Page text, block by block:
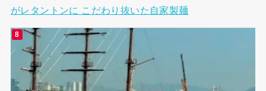
がレタントンに こだわり抜いた自家製麺